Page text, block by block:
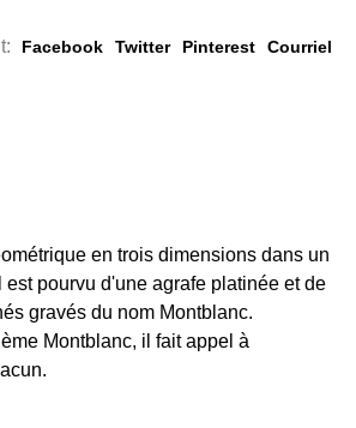
Facebook Twitter Pinterest Courriel
en trois dimensions dans un
est pourvu d'une agrafe platinée et de
gravés du nom Montblanc.
Montblanc, il fait appel à